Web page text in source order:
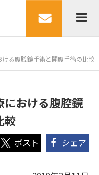
る腹腔鏡手術と開腹手術の比較
おける腹腔鏡
較
シェア